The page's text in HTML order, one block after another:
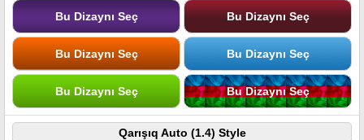
Bu Dizaynı Seç Bu Dizaynı Seç
Bu Dizaynı Seç Bu Dizaynı Seç
Bu Dizaynı Seç Bu Dizaynı Seç
Qarışıq Auto (1.4) Style